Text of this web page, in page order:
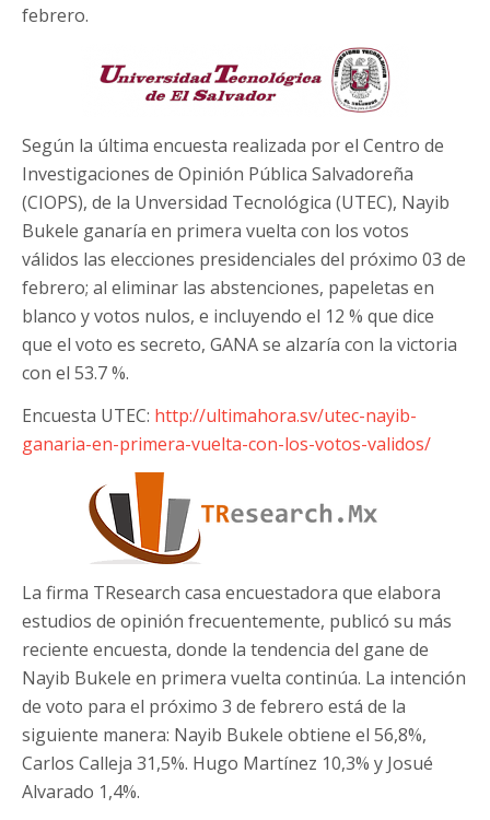
febrero.
Según la última encuesta realizada por el Centro de
Investigaciones de Opinión Pública Salvadoreña
(CIOPS), de la Unversidad Tecnológica (UTEC), Nayib
Bukele ganaría en primera vuelta con los votos
válidos las elecciones presidenciales del próximo 03 de
febrero; al eliminar las abstenciones, papeletas en
blanco y votos nulos, e incluyendo el 12 % que dice
que el voto es secreto, GANA se alzaría con la victoria
con el 53.7 %.
Encuesta UTEC: http://ultimahora.sv/utec-nayib-
ganaria-en-primera-vuelta-con-los-votos-validos/
La firma TResearch casa encuestadora que elabora
estudios de opinión frecuentemente, publicó su más
reciente encuesta, donde la tendencia del gane de
Nayib Bukele en primera vuelta continúa. La intención
de voto para el próximo 3 de febrero está de la
siguiente manera: Nayib Bukele obtiene el 56,8%,
Carlos Calleja 31,5%. Hugo Martínez 10,3% y Josué
Alvarado 1,4%.